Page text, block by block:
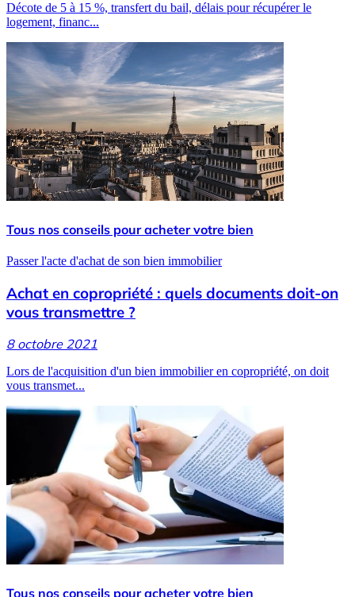
Décote de 5 à 15 %, transfert du bail, délais pour récupérer le
logement, financ...
Tous nos conseils pour acheter votre bien
Passer l'acte d'achat de son bien immobilier
Achat en copropriété : quels documents doit-on
vous transmettre ?
8 octobre 2021
Lors de l'acquisition d'un bien immobilier en copropriété, on doit
vous transmet...
Tous nos conseils pour acheter votre bien